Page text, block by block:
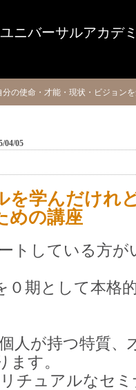
ニバーサルアカデ
分の使命・才能・現状・ビジョン
04/05
を学んだけれ
めの講座
トしている方が
０期として本格
人が持つ特質、
ます。
チュアルなセ